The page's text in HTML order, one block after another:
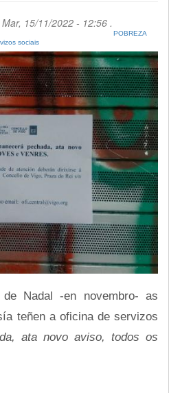
15/11/2022 - 12:56 .
POBREZA
sociais
Nadal -en novembro- as
teñen a oficina de servizos
ata novo aviso, todos os